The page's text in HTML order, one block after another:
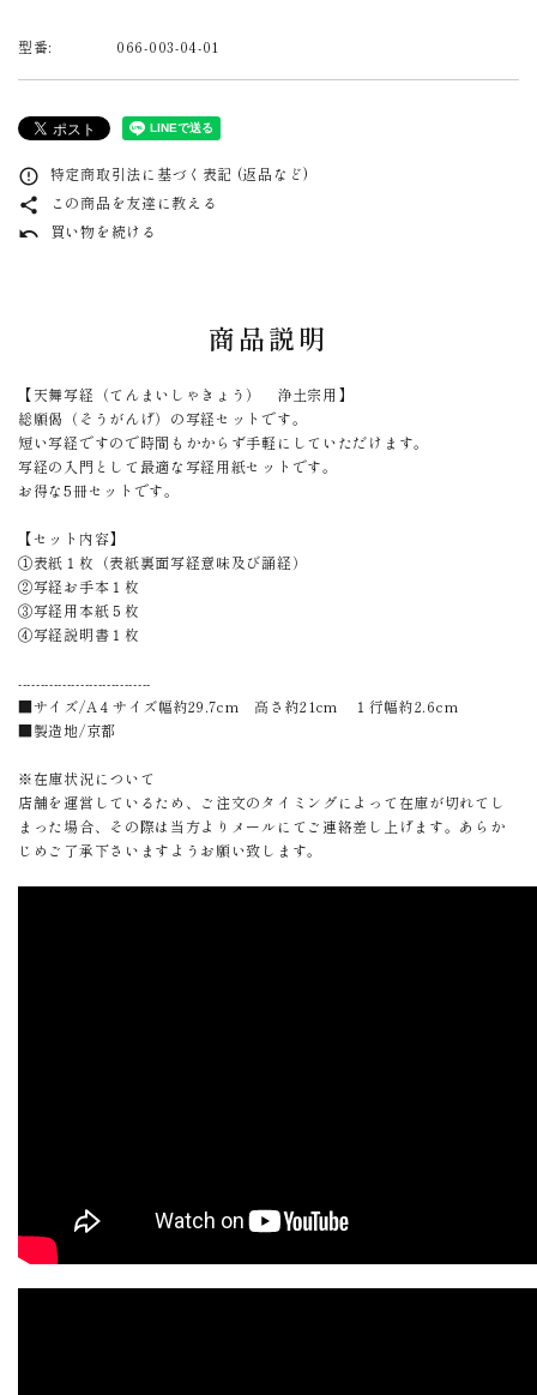
型番: 066-003-04-01
error_outline 特定商取引法に基づく表記 (返品など)
share この商品を友達に教える
undo 買い物を続ける
商品説明
【天舞写経（てんまいしゃきょう） 浄土宗用】
総願偈（そうがんげ）の写経セットです。
短い写経ですので時間もかからず手軽にしていただけます。
写経の入門として最適な写経用紙セットです。
お得な5冊セットです。
【セット内容】
①表紙１枚（表紙裏面写経意味及び誦経）
②写経お手本１枚
③写経用本紙５枚
④写経説明書１枚
------------------------------
■サイズ/A４サイズ幅約29.7cm 高さ約21cm １行幅約2.6cm
■製造地/京都
※在庫状況について
店舗を運営しているため、ご注文のタイミングによって在庫が切れてし
まった場合、その際は当方よりメールにてご連絡差し上げます。あらか
じめご了承下さいますようお願い致します。